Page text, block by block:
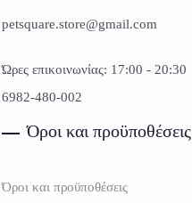
petsquare.store@gmail.com
Ώρες επικοινωνίας: 17:00 - 20:30
6982-480-002
Όροι και προϋποθέσεις
Όροι και προϋποθέσεις